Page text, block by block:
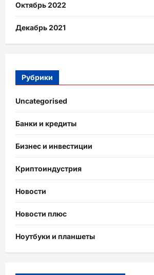
Октябрь 2022
Декабрь 2021
Рубрики
Uncategorised
Банки и кредиты
Бизнес и инвестиции
Криптоиндустрия
Новости
Новости плюс
Ноутбуки и планшеты